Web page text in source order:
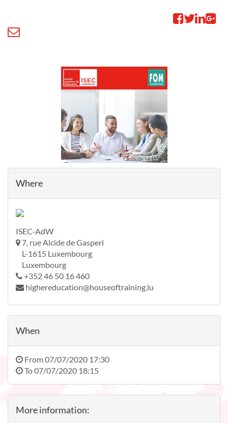
Where
ISEC-AdW
7, rue Alcide de Gasperi
L-1615 Luxembourg
Luxembourg
+352 46 50 16 460
highereducation@houseoftraining.lu
When
From07/07/2020 17:30
To07/07/2020 18:15
More information: